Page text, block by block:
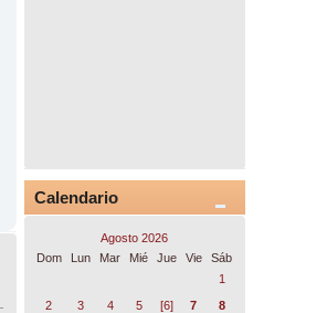
Calendario
Agosto 2026
Dom
Lun Mar Mié Jue Vie
Sáb
1
2
3 4 5 [6] 7
8